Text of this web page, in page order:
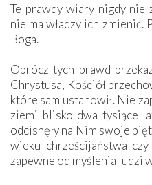
Te prawdy wiary nigdy nie
nie ma władzy ich zmienić.
Boga.
Oprócz tych prawd
Chrystusa, Kościół
które sam ustanowił. Nie
ziemi blisko dwa tysiące
odcisnęły na Nim swoje
wieku chrześcijaństwa
zapewne od myślenia ludzi